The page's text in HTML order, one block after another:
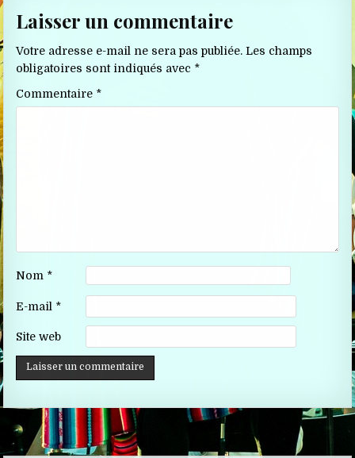
Laisser un commentaire
Votre adresse e-mail ne sera pas publiée. Les champs
obligatoires sont indiqués avec *
Commentaire *
Nom *
E-mail *
Site web